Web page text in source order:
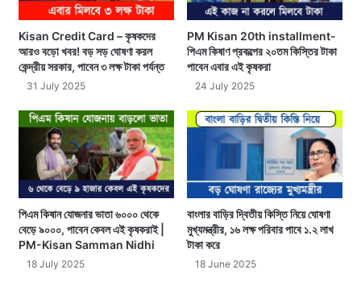
Kisan Credit Card – কৃষকদের
আরও বড়ো খবর! বড় সড় ঘোষণা করল
কেন্দ্রীয় সরকার, পাবেন ৩ লক্ষ টাকা পর্যন্ত
31 July 2025
PM Kisan 20th installment-
পিএম কিষাণ প্রকল্পের ২০তম কিস্তির টাকা
পাবেন এবার এই কৃষকরা
24 July 2025
পিএম কিষান যোজনার ভাতা ৬০০০ থেকে
বেড়ে ৯০০০, পাবেন কেবল এই কৃষকরাই |
PM-Kisan Samman Nidhi
18 July 2025
বাংলার বাড়ির দ্বিতীয় কিস্তি নিয়ে ঘোষণা
মুখ্যমন্ত্রীর, ১৬ লক্ষ পরিবার পাবে ১.২ লাখ
টাকা করে
18 June 2025